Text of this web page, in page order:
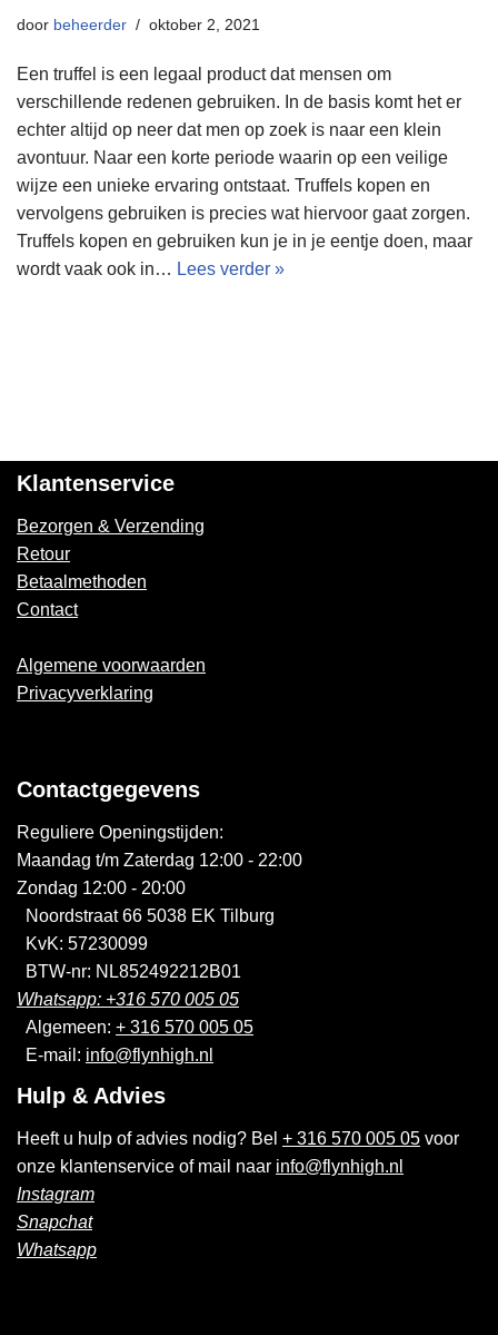
door beheerder oktober 2, 2021
Een truffel is een legaal product dat mensen om
verschillende redenen gebruiken. In de basis komt het er
echter altijd op neer dat men op zoek is naar een klein
avontuur. Naar een korte periode waarin op een veilige
wijze een unieke ervaring ontstaat. Truffels kopen en
vervolgens gebruiken is precies wat hiervoor gaat zorgen.
Truffels kopen en gebruiken kun je in je eentje doen, maar
wordt vaak ook in… Lees verder »
Klantenservice
Bezorgen & Verzending
Retour
Betaalmethoden
Contact
Algemene voorwaarden
Privacyverklaring
Contactgegevens
Reguliere Openingstijden:
Maandag t/m Zaterdag 12:00 - 22:00
Zondag 12:00 - 20:00
Noordstraat 66 5038 EK Tilburg
KvK: 57230099
BTW-nr: NL852492212B01
Whatsapp: +316 570 005 05
Algemeen: + 316 570 005 05
E-mail: info@flynhigh.nl
Hulp & Advies
Heeft u hulp of advies nodig? Bel + 316 570 005 05 voor
onze klantenservice of mail naar info@flynhigh.nl
Instagram
Snapchat
Whatsapp